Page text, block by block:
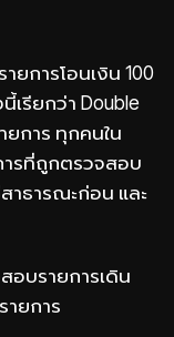
ยการโอนเงิน 100
เรียกว่า Double
ยการ ทุกคนใน
ารที่ถูกตรวจสอบ
าธารณะก่อน และ
อบรายการเดิน
ยการ